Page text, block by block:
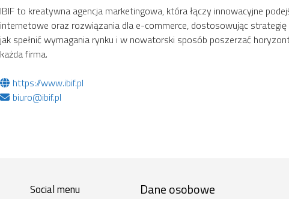
IBIF to kreatywna agencja marketingowa, która łączy innowacyjne
internetowe oraz rozwiązania dla e-commerce, dostosowując
jak spełnić wymagania rynku i w nowatorski sposób poszerzać
każda firma.
https://www.ibif.pl
biuro@ibif.pl
Social menu Dane osobowe